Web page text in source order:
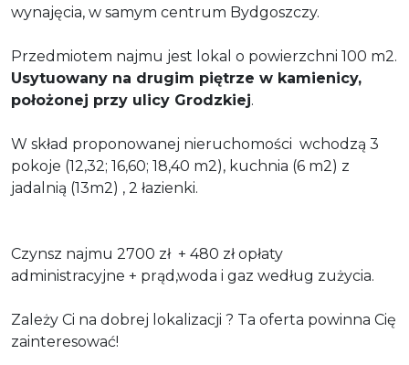
wynajęcia, w samym centrum Bydgoszczy.
Przedmiotem najmu jest lokal o powierzchni 100 m2.
Usytuowany na drugim piętrze w kamienicy,
położonej przy ulicy Grodzkiej.
W skład proponowanej nieruchomości wchodzą 3
pokoje (12,32; 16,60; 18,40 m2), kuchnia (6 m2) z
jadalnią (13m2) , 2 łazienki.
Czynsz najmu 2700 zł + 480 zł opłaty
administracyjne + prąd,woda i gaz według zużycia.
Zależy Ci na dobrej lokalizacji ? Ta oferta powinna Cię
zainteresować!